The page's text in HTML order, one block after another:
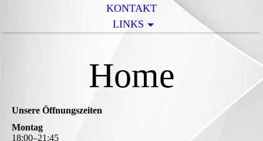
KONTAKT
LINKS
Home
Unsere Öffnungszeiten
Montag
18:00–21 :45